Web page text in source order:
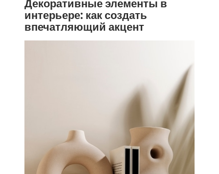
Декоративные элементы в
интерьере: как создать
впечатляющий акцент